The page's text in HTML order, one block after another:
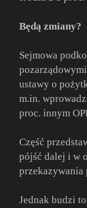
Będą zmiany?
Sejmowa
ustawy o
m.in.
proc. innym
Część
pójść dalej i w
przekazywania
Jednak budzi